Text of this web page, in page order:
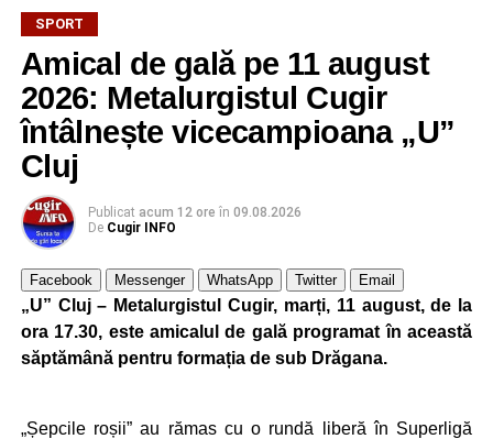
Pentru juniorii Metalurgistului Cugir urmează o nouă
partidă pe teren propriu, duminică, 23 august 2026, când
aceștia vor întâlni formațiile similare de juniori ale CSM
Deva.
FOTO: Sorin GIURCĂ
Adaugă cugirinfo.ro ca sursă
preferată pe Google
Ultimele știri din Cugir
SPORT
Amical de gală pe 11 august
2026: Metalurgistul Cugir
întâlnește vicecampioana „U”
Cluj
Publicat acum 12 ore în 09.08.2026
De Cugir INFO
Facebook Messenger WhatsApp Twitter Email
„U” Cluj – Metalurgistul Cugir, marți, 11 august, de la
ora 17.30, este amicalul de gală programat în această
săptămână pentru formația de sub Drăgana.
„Șepcile roșii” au rămas cu o rundă liberă în Superligă